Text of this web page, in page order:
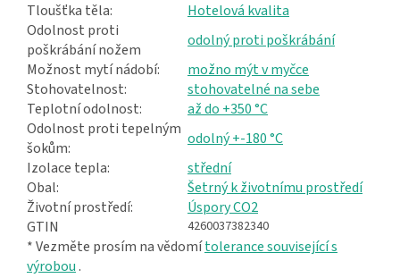
Tloušťka těla:
Hotelová kvalita
Odolnost proti
poškrábání nožem
odolný proti poškrábání
Možnost mytí nádobí:
možno mýt v myčce
Stohovatelnost:
stohovatelné na sebe
Teplotní odolnost:
až do +350 °C
Odolnost proti tepelným
šokům:
odolný +-180 °C
Izolace tepla:
střední
Obal:
Šetrný k životnímu prostředí
Životní prostředí:
Úspory CO2
GTIN
4260037382340
* Vezměte prosím na vědomítolerance související s
výrobou .